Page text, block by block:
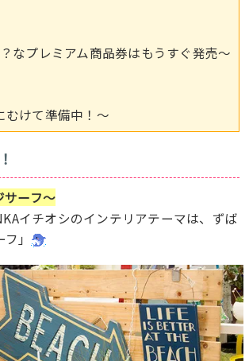
なプレミアム商品券はもうすぐ発売〜
むけて準備中！〜
サーフ〜
イチオシのインテリアテーマは、ずば
」